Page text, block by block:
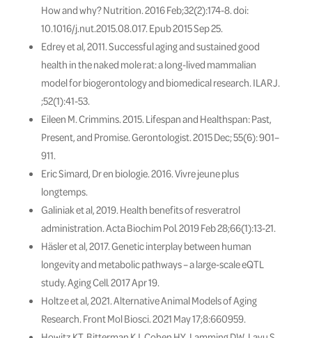
How and why? Nutrition. 2016 Feb;32(2):174-8. doi:
10.1016/j.nut.2015.08.017. Epub 2015 Sep 25.
Edrey et al, 2011. Successful aging and sustained good
health in the naked mole rat: a long-lived mammalian
model for biogerontology and biomedical research. ILAR J.
;52(1):41-53.
Eileen M. Crimmins. 2015. Lifespan and Healthspan: Past,
Present, and Promise. Gerontologist. 2015 Dec; 55(6): 901–
911.
Eric Simard, Dr en biologie. 2016. Vivre jeune plus
longtemps.
Galiniak et al, 2019. Health benefits of resveratrol
administration. Acta Biochim Pol. 2019 Feb 28;66(1):13-21.
Häsler et al, 2017. Genetic interplay between human
longevity and metabolic pathways – a large-scale eQTL
study. Aging Cell. 2017 Apr 19.
Holtze et al, 2021. Alternative Animal Models of Aging
Research. Front Mol Biosci. 2021 May 17;8:660959.